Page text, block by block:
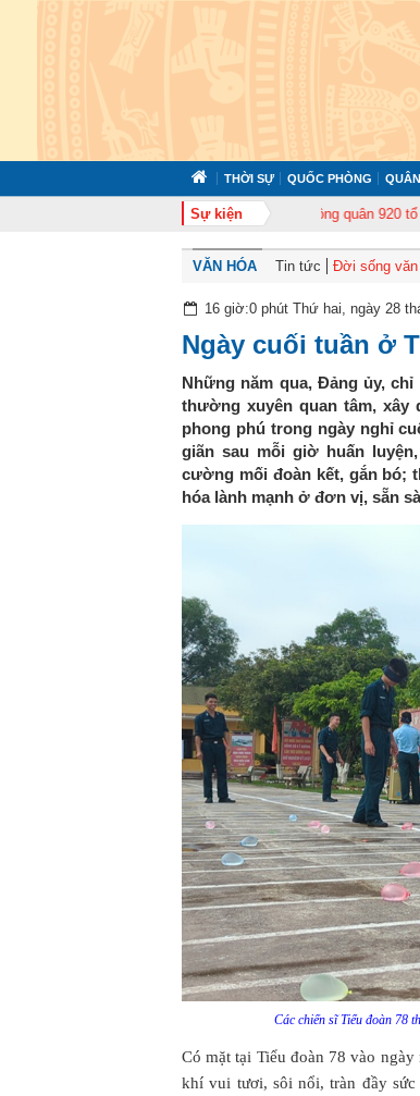
THỜI SỰ QUỐC PHÒNG
Sự kiện
Trung đoàn Không quân 920 tổ
VĂN HÓA Tin tức Đời sống văn
16 giờ:0 phút Thứ hai, ngày 28
Ngày cuối tuần ở
Những năm qua, Đảng ủy, chỉ
thường xuyên quan tâm, xây
phong phú trong ngày nghỉ
giãn sau mỗi giờ huấn
cường mối đoàn kết, gắn bó;
hóa lành mạnh ở đơn vị, sẵn
Các chiến sĩ Tiểu đoàn 78
Có mặt tại Tiểu đoàn 78 vào
khí vui tươi, sôi nổi, tràn đầy